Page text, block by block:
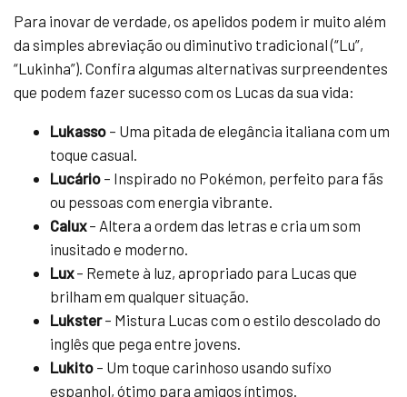
Para inovar de verdade, os apelidos podem ir muito além
da simples abreviação ou diminutivo tradicional (“Lu”,
“Lukinha”). Confira algumas alternativas surpreendentes
que podem fazer sucesso com os Lucas da sua vida:
Lukasso – Uma pitada de elegância italiana com um
toque casual.
Lucário – Inspirado no Pokémon, perfeito para fãs
ou pessoas com energia vibrante.
Calux– Altera a ordem das letras e cria um som
inusitado e moderno.
Lux– Remete à luz, apropriado para Lucas que
brilham em qualquer situação.
Lukster– Mistura Lucas com o estilo descolado do
inglês que pega entre jovens.
Lukito – Um toque carinhoso usando sufixo
espanhol, ótimo para amigos íntimos.